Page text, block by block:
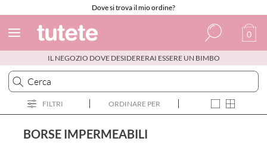
Dove si trova il mio ordine?
Spagnolo
Italiano
Inglese
Portoghese
0
IL NEGOZIO DOVE DESIDERERAI ESSERE UN BIMBO
FILTRI ORDINARE PER
BORSE IMPERMEABILI